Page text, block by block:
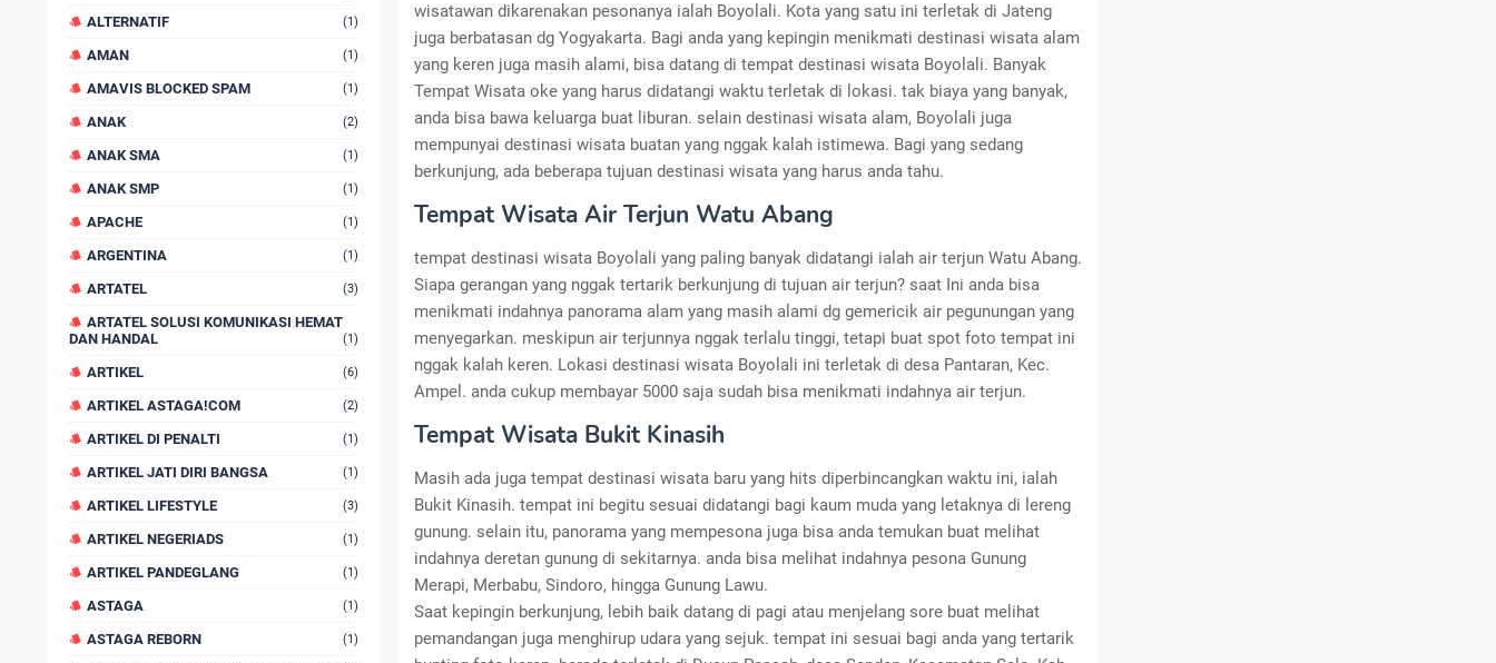
ALTERNATIF (1)
AMAN (1)
AMAVIS BLOCKED SPAM (1)
ANAK (2)
ANAK SMA (1)
ANAK SMP (1)
APACHE (1)
ARGENTINA (1)
ARTATEL (3)
ARTATEL SOLUSI KOMUNIKASI HEMAT
DAN HANDAL
(1)
ARTIKEL (6)
ARTIKEL ASTAGA!COM (2)
ARTIKEL DI PENALTI (1)
ARTIKEL JATI DIRI BANGSA (1)
ARTIKEL LIFESTYLE (3)
ARTIKEL NEGERIADS (1)
ARTIKEL PANDEGLANG (1)
ASTAGA (1)
ASTAGA REBORN (1)
wisatawan dikarenakan pesonanya ialah Boyolali. Kota yang satu ini terletak di Jateng
juga berbatasan dg Yogyakarta. Bagi anda yang kepingin menikmati destinasi wisata alam
yang keren juga masih alami, bisa datang di tempat destinasi wisata Boyolali. Banyak
Tempat Wisata oke yang harus didatangi waktu terletak di lokasi. tak biaya yang banyak,
anda bisa bawa keluarga buat liburan. selain destinasi wisata alam, Boyolali juga
mempunyai destinasi wisata buatan yang nggak kalah istimewa. Bagi yang sedang
berkunjung, ada beberapa tujuan destinasi wisata yang harus anda tahu.
Tempat Wisata Air Terjun Watu Abang
tempat destinasi wisata Boyolali yang paling banyak didatangi ialah air terjun Watu Abang.
Siapa gerangan yang nggak tertarik berkunjung di tujuan air terjun? saat Ini anda bisa
menikmati indahnya panorama alam yang masih alami dg gemericik air pegunungan yang
menyegarkan. meskipun air terjunnya nggak terlalu tinggi, tetapi buat spot foto tempat ini
nggak kalah keren. Lokasi destinasi wisata Boyolali ini terletak di desa Pantaran, Kec.
Ampel. anda cukup membayar 5000 saja sudah bisa menikmati indahnya air terjun.
Tempat Wisata Bukit Kinasih
Masih ada juga tempat destinasi wisata baru yang hits diperbincangkan waktu ini, ialah
Bukit Kinasih. tempat ini begitu sesuai didatangi bagi kaum muda yang letaknya di lereng
gunung. selain itu, panorama yang mempesona juga bisa anda temukan buat melihat
indahnya deretan gunung di sekitarnya. anda bisa melihat indahnya pesona Gunung
Merapi, Merbabu, Sindoro, hingga Gunung Lawu.
Saat kepingin berkunjung, lebih baik datang di pagi atau menjelang sore buat melihat
pemandangan juga menghirup udara yang sejuk. tempat ini sesuai bagi anda yang tertarik